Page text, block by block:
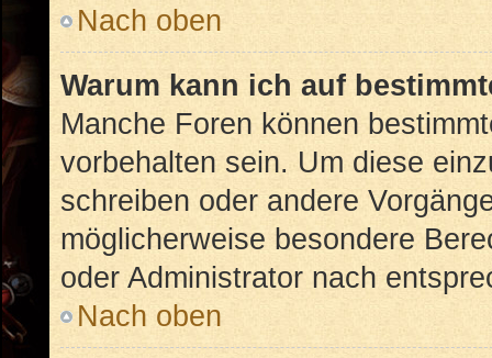
Nach oben
Warum kann ich auf
Manche Foren können
vorbehalten sein. Um diese
schreiben oder andere
möglicherweise besondere
oder Administrator nach
Nach oben